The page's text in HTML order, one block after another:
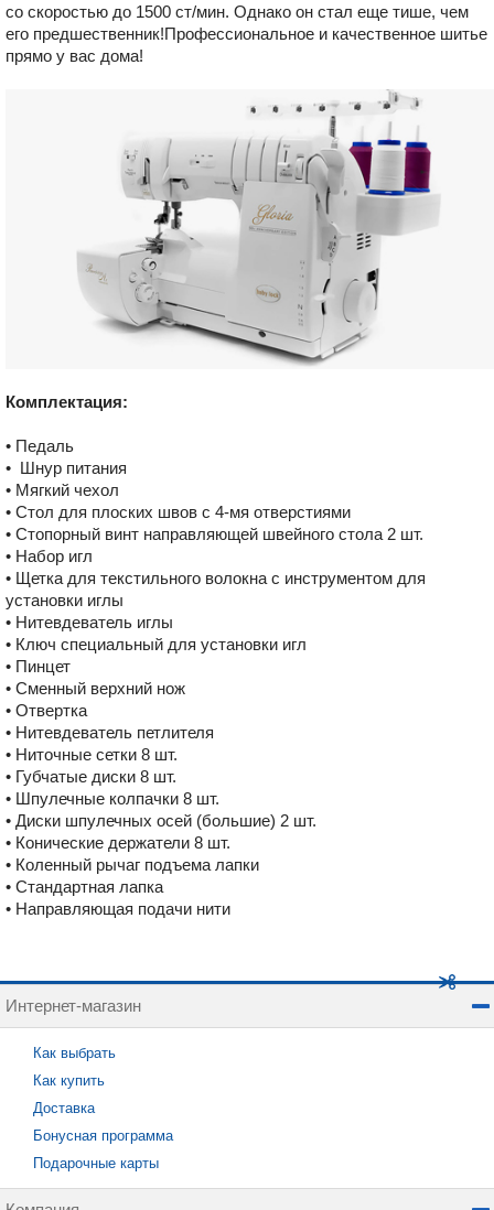
со скоростью до 1500 ст/мин. Однако он стал еще тише, чем
его предшественник!Профессиональное и качественное шитье
прямо у вас дома!
Комплектация:
• Педаль
• Шнур питания
• Мягкий чехол
• Стол для плоских швов с 4-мя отверстиями
• Стопорный винт направляющей швейного стола 2 шт.
• Набор игл
• Щетка для текстильного волокна с инструментом для
установки иглы
• Нитевдеватель иглы
• Ключ специальный для установки игл
• Пинцет
• Сменный верхний нож
• Отвертка
• Нитевдеватель петлителя
• Ниточные сетки 8 шт.
• Губчатые диски 8 шт.
• Шпулечные колпачки 8 шт.
• Диски шпулечных осей (большие) 2 шт.
• Конические держатели 8 шт.
• Коленный рычаг подъема лапки
• Стандартная лапка
• Направляющая подачи нити
Интернет-магазин
Как выбрать
Как купить
Доставка
Бонусная программа
Подарочные карты